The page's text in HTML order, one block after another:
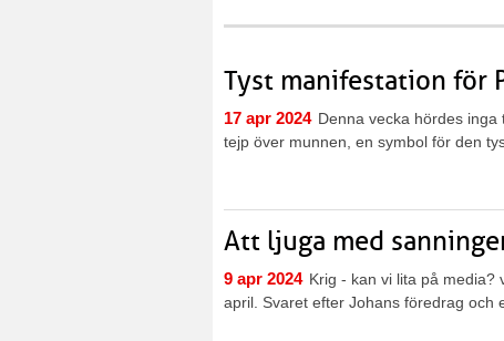
Tyst manifestation för
17 apr 2024 Denna vecka hördes
tejp över munnen, en symbol för den
Att ljuga med
9 apr 2024 Krig - kan vi lita på media?
april. Svaret efter Johans föredrag och